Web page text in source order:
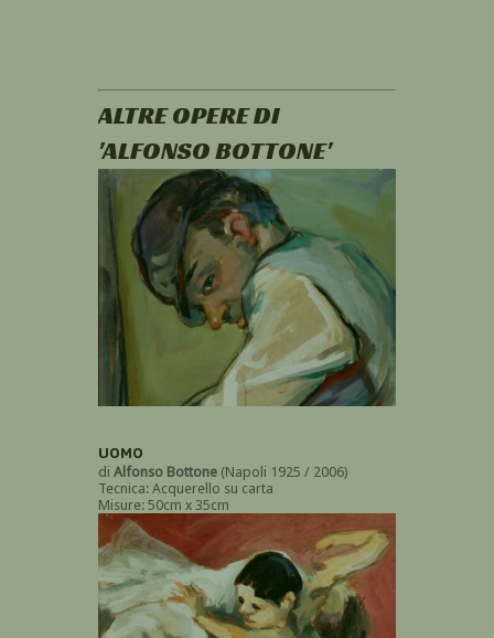
ALTRE OPERE DI
'ALFONSO BOTTONE'
UOMO
di Alfonso Bottone (Napoli 1925 / 2006)
Tecnica: Acquerello su carta
Misure: 50cm x 35cm